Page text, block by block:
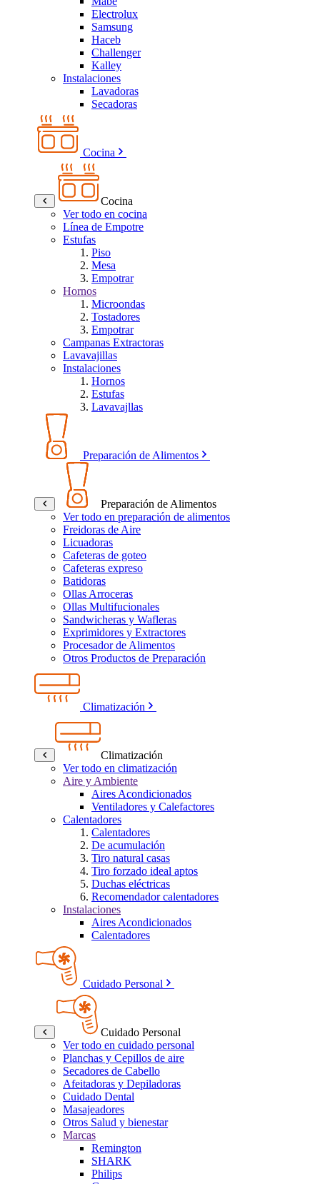
Electrolux
Samsung
Haceb
Challenger
Kalley
Instalaciones
Lavadoras
Secadoras
Cocina
Cocina
Ver todo en cocina
Línea de Empotre
Estufas
Piso
Mesa
Empotrar
Hornos
Microondas
Tostadores
Empotrar
Campanas Extractoras
Lavavajillas
Instalaciones
Hornos
Estufas
Lavavajllas
Preparación de Alimentos
Preparación de Alimentos
Ver todo en preparación de alimentos
Freidoras de Aire
Licuadoras
Cafeteras de goteo
Cafeteras expreso
Batidoras
Ollas Arroceras
Ollas Multifucionales
Sandwicheras y Wafleras
Exprimidores y Extractores
Procesador de Alimentos
Otros Productos de Preparación
Climatización
Climatización
Ver todo en climatización
Aire y Ambiente
Aires Acondicionados
Ventiladores y Calefactores
Calentadores
Calentadores
De acumulación
Tiro natural casas
Tiro forzado ideal aptos
Duchas eléctricas
Recomendador calentadores
Instalaciones
Aires Acondicionados
Calentadores
Cuidado Personal
Cuidado Personal
Ver todo en cuidado personal
Planchas y Cepillos de aire
Secadores de Cabello
Afeitadoras y Depiladoras
Cuidado Dental
Masajeadores
Otros Salud y bienestar
Marcas
Remington
SHARK
Philips